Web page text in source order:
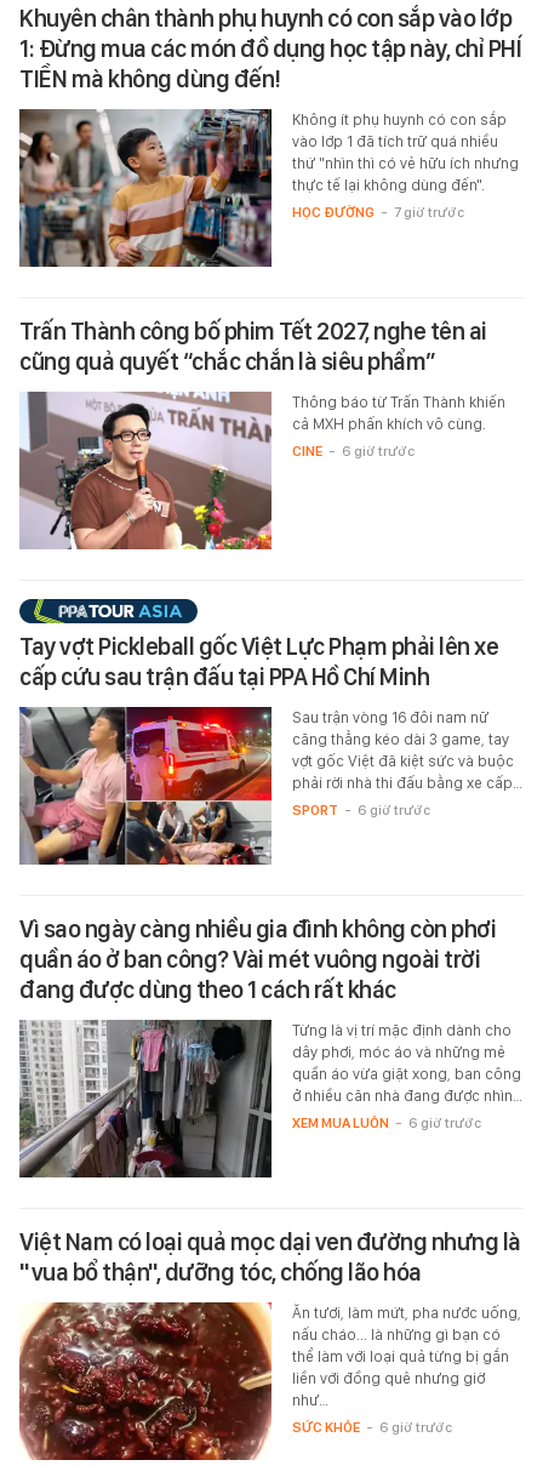
Khuyên chân thành phụ huynh có con sắp vào lớp
1: Đừng mua các món đồ dụng học tập này, chỉ PHÍ
TIỀN mà không dùng đến!
Không ít phụ huynh có con sắp
vào lớp 1 đã tích trữ quá nhiều
thứ "nhìn thì có vẻ hữu ích nhưng
thực tế lại không dùng đến".
HỌC ĐƯỜNG - 7 giờ trước
Trấn Thành công bố phim Tết 2027, nghe tên ai
cũng quả quyết “chắc chắn là siêu phẩm”
Thông báo từ Trấn Thành khiến
cả MXH phấn khích vô cùng.
CINE - 6 giờ trước
Tay vợt Pickleball gốc Việt Lực Phạm phải lên xe
cấp cứu sau trận đấu tại PPA Hồ Chí Minh
Sau trận vòng 16 đôi nam nữ
căng thẳng kéo dài 3 game, tay
vợt gốc Việt đã kiệt sức và buộc
phải rời nhà thi đấu bằng xe cấp…
SPORT - 6 giờ trước
Vì sao ngày càng nhiều gia đình không còn phơi
quần áo ở ban công? Vài mét vuông ngoài trời
đang được dùng theo 1 cách rất khác
Từng là vị trí mặc định dành cho
dây phơi, móc áo và những mẻ
quần áo vừa giặt xong, ban công
ở nhiều căn nhà đang được nhìn…
XEM MUA LUÔN - 6 giờ trước
Việt Nam có loại quả mọc dại ven đường nhưng là
"vua bổ thận", dưỡng tóc, chống lão hóa
Ăn tươi, làm mứt, pha nước uống,
nấu cháo... là những gì bạn có
thể làm với loại quả từng bị gắn
liền với đồng quê nhưng giờ
như…
SỨC KHỎE - 6 giờ trước